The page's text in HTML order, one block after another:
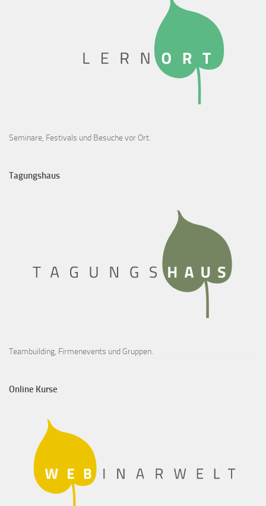
Seminare, Festivals und Besuche vor Ort.
Tagungshaus
Teambuilding, Firmenevents und Gruppen.
Online Kurse